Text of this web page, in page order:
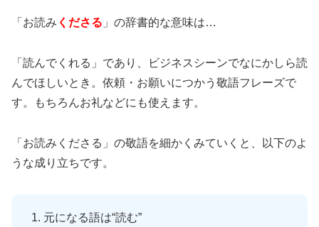
「お読み くださる 」の辞書的な意味は…
「読んでくれる」であり、ビジネスシーンでなにかしら読
んでほしいとき。依頼・お願いにつかう敬語フレーズで
す。もちろんお礼などにも使えます。
「お読みくださる」の敬語を細かくみていくと、以下のよ
うな成り立ちです。
元になる語は“読む”